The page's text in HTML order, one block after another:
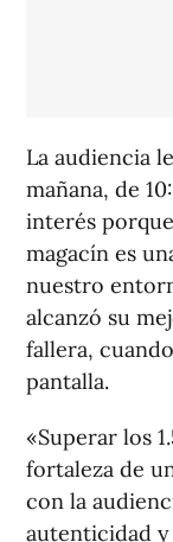
La audiencia
mañana, de
interés
magacín es
nuestro
alcanzó su
fallera,
pantalla.
«Superar los
fortaleza de
con la
autenticidad